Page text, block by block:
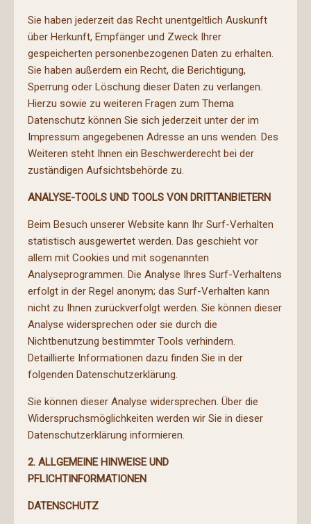
Sie haben jederzeit das Recht unentgeltlich Auskunft
über Herkunft, Empfänger und Zweck Ihrer
gespeicherten personenbezogenen Daten zu erhalten.
Sie haben außerdem ein Recht, die Berichtigung,
Sperrung oder Löschung dieser Daten zu verlangen.
Hierzu sowie zu weiteren Fragen zum Thema
Datenschutz können Sie sich jederzeit unter der im
Impressum angegebenen Adresse an uns wenden. Des
Weiteren steht Ihnen ein Beschwerderecht bei der
zuständigen Aufsichtsbehörde zu.
ANALYSE-TOOLS UND TOOLS VON DRITTANBIETERN
Beim Besuch unserer Website kann Ihr Surf-Verhalten
statistisch ausgewertet werden. Das geschieht vor
allem mit Cookies und mit sogenannten
Analyseprogrammen. Die Analyse Ihres Surf-Verhaltens
erfolgt in der Regel anonym; das Surf-Verhalten kann
nicht zu Ihnen zurückverfolgt werden. Sie können dieser
Analyse widersprechen oder sie durch die
Nichtbenutzung bestimmter Tools verhindern.
Detaillierte Informationen dazu finden Sie in der
folgenden Datenschutzerklärung.
Sie können dieser Analyse widersprechen. Über die
Widerspruchsmöglichkeiten werden wir Sie in dieser
Datenschutzerklärung informieren.
2. ALLGEMEINE HINWEISE UND
PFLICHTINFORMATIONEN
DATENSCHUTZ